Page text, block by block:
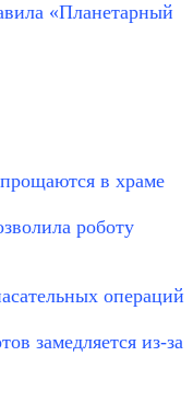
«Планетарный
в храме
роботу
операций
замедляется из-за